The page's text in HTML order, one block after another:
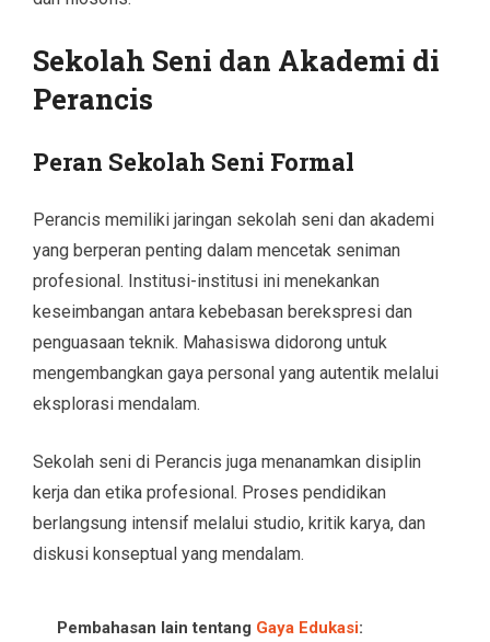
Sekolah Seni dan Akademi di
Perancis
Peran Sekolah Seni Formal
Perancis memiliki jaringan sekolah seni dan akademi
yang berperan penting dalam mencetak seniman
profesional. Institusi-institusi ini menekankan
keseimbangan antara kebebasan berekspresi dan
penguasaan teknik. Mahasiswa didorong untuk
mengembangkan gaya personal yang autentik melalui
eksplorasi mendalam.
Sekolah seni di Perancis juga menanamkan disiplin
kerja dan etika profesional. Proses pendidikan
berlangsung intensif melalui studio, kritik karya, dan
diskusi konseptual yang mendalam.
Pembahasan lain tentang Gaya Edukasi: